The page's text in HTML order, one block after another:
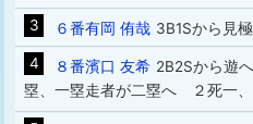
3
６番有岡 侑哉 3B1Sから見
4
８番濱口 友希 2B2Sから遊
塁、一塁走者が二塁へ ２死一